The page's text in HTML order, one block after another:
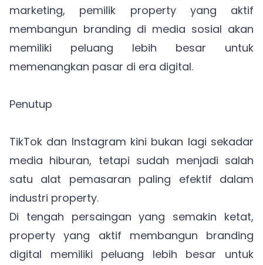
marketing, pemilik property yang aktif
membangun branding di media sosial akan
memiliki peluang lebih besar untuk
memenangkan pasar di era digital.
Penutup
TikTok dan Instagram kini bukan lagi sekadar
media hiburan, tetapi sudah menjadi salah
satu alat pemasaran paling efektif dalam
industri property.
Di tengah persaingan yang semakin ketat,
property yang aktif membangun branding
digital memiliki peluang lebih besar untuk